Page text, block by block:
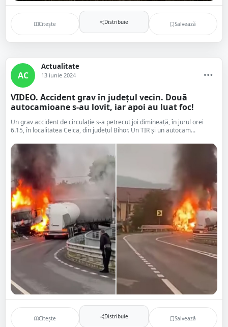
Citește Distribuie Salvează
AC
Actualitate
13 iunie 2024
VIDEO. Accident grav în județul vecin. Două
autocamioane s-au lovit, iar apoi au luat foc!
Un grav accident de circulație s-a petrecut joi dimineață, în jurul orei
6.15, în localitatea Ceica, din județul Bihor. Un TIR și un autocam...
Citește Distribuie Salvează